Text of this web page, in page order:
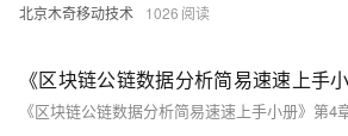
北京木奇移动技术 1026